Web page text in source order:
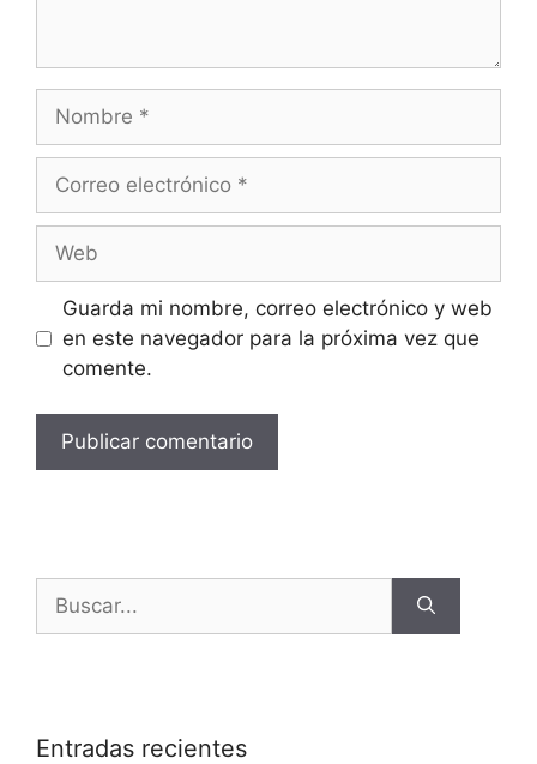
Guarda mi nombre, correo electrónico y web
en este navegador para la próxima vez que
comente.
Entradas recientes